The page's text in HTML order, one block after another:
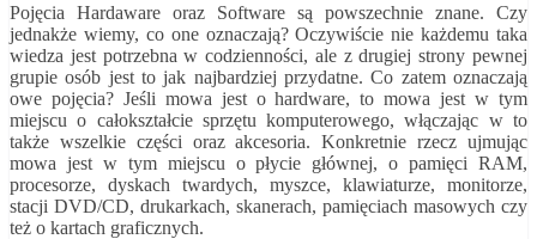
Pojęcia Hardaware oraz Software są powszechnie znane. Czy
jednakże wiemy, co one oznaczają? Oczywiście nie każdemu taka
wiedza jest potrzebna w codzienności, ale z drugiej strony pewnej
grupie osób jest to jak najbardziej przydatne. Co zatem oznaczają
owe pojęcia? Jeśli mowa jest o hardware, to mowa jest w tym
miejscu o całokształcie sprzętu komputerowego, włączając w to
także wszelkie części oraz akcesoria. Konkretnie rzecz ujmując
mowa jest w tym miejscu o płycie głównej, o pamięci RAM,
procesorze, dyskach twardych, myszce, klawiaturze, monitorze,
stacji DVD/CD, drukarkach, skanerach, pamięciach masowych czy
też o kartach graficznych.